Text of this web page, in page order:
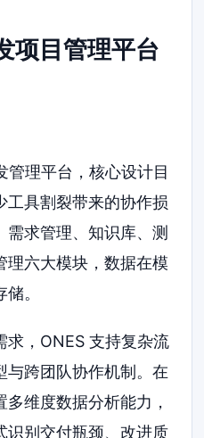
项目管理平台
管理平台，核心设计目
工具割裂带来的协作损
求管理、知识库、测
理六大模块，数据在模
。
求，ONES 支持复杂流
与跨团队协作机制。在
维度数据分析能力，
识别交付瓶颈、改进质